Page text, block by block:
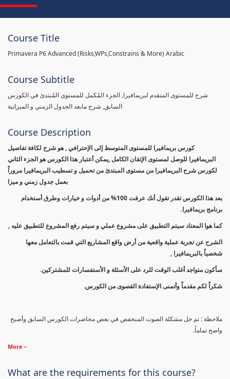
Course Title
Primavera P6 Advanced (Risks,WPs,Constrains & More) Arabic
Course Subtitle
شرح للمستوى المتقدم لبريمافيرا, الجزء المُكمل للمستوى المُبتدئ في الكورس
السابق, شرح مابعد الجدول الزمني و الميزانية
Course Description
كورس بريمافيرا للمستوى المتوسط إلى الإحترافي , هو شرح لكافة تفاصيل
البريمافيرا للوصل لمستوى الإتقان الكامل ,يمكن أعتبار هذا الكورس هو الجزء الثاني
لكورس شرح البريمافيرا من مستوى المبتدئ من تحميل و تسطيب البريمافيرا مروراً
بعمل جدول زمني و ميزا
بعد هذا الكورس تقدر تقول أنك عرفت 100% من أدوات و خيارات وطرق أستخدام
برنامج بريمافيرا.
كما هوا المعتاد سيتم التطبيق على مشروع عملي و سيتم رفع المشروع للتطبيق عليه ,
الشرح عن تجربة عملية واقعية من أرض واقع المشاريع التي قمت بالتعامل معها
شخصياً بالبريمافيرا ,
سأكون متواجد أغلب الوقت للرد على الأسئلة و الأستفسارات للمشتركين.
شكراً لكم مقدماً وأتمنى الإستفادة القصوى من الكورس.
ملاحظة : تم حل مشكلة الصوت المنخفض في بعض محاضرات الكورس السابق وأصبح
واضح تماماً.
More
What are the requirements for this course?